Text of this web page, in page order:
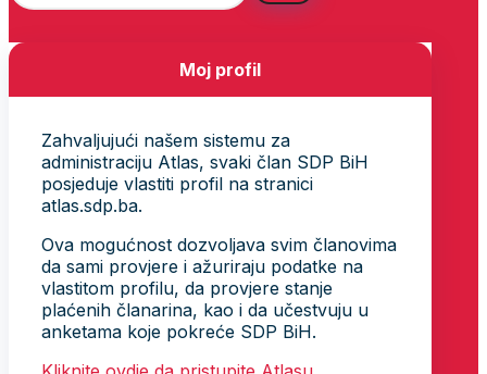
Moj profil
Zahvaljujući našem sistemu za
administraciju Atlas, svaki član SDP BiH
posjeduje vlastiti profil na stranici
atlas.sdp.ba.
Ova mogućnost dozvoljava svim članovima
da sami provjere i ažuriraju podatke na
vlastitom profilu, da provjere stanje
plaćenih članarina, kao i da učestvuju u
anketama koje pokreće SDP BiH.